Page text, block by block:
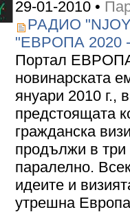
29-01-2010 •
РАДИО
"ЕВРОПА
Портал ЕВРОПА
новинарската
януари 2010 г.,
предстоящата
гражданска
продължи в три
паралелно.
идеите и
утрешна